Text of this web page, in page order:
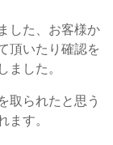
した、お客様か
頂いたり確認を
した。
取られたと思う
す。